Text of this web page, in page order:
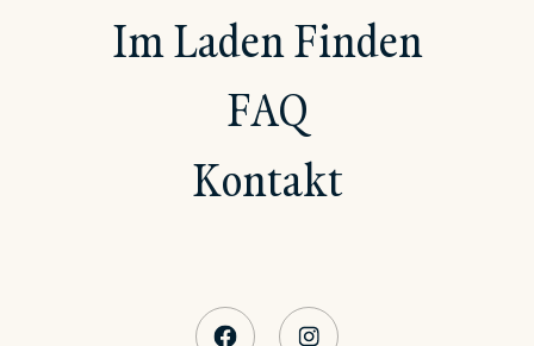
Im Laden Finden
FAQ
Kontakt